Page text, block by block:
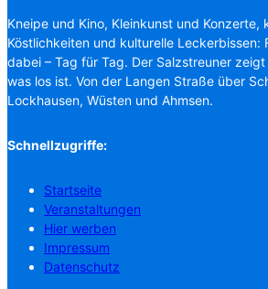
Kneipe und Kino, Kleinkunst und Konzerte,
Köstlichkeiten und kulturelle Leckerbissen:
dabei – Tag für Tag. Der Salzstreuner
was los ist. Von der Langen Straße über
Lockhausen, Wüsten und Ahmsen.
Schnellzugriffe:
Startseite
Veranstaltungen
Hier werben
Impressum
Datenschutz